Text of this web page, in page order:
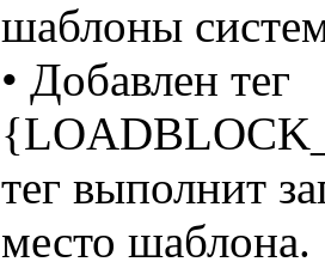
шаблоны
• Добавлен тег
тег выполнит
место шаблона.